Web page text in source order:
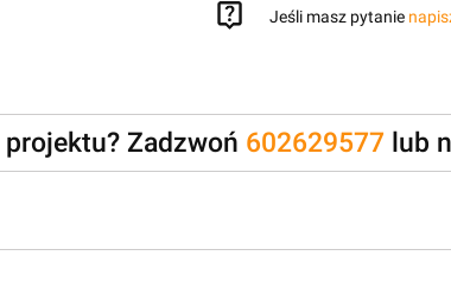
Jeśli masz pytanie
Zadzwoń 602629577lub